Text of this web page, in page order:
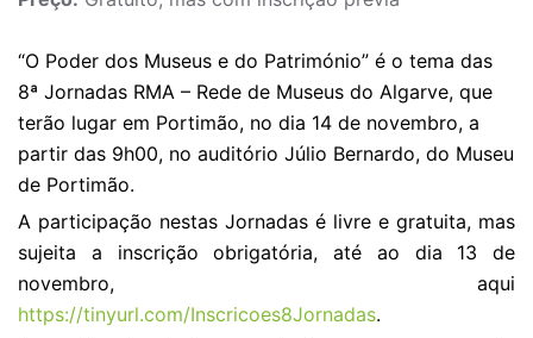
“O Poder dos Museus e do Património” é o tema das
8ª Jornadas RMA – Rede de Museus do Algarve, que
terão lugar em Portimão, no dia 14 de novembro, a
partir das 9h00, no auditório Júlio Bernardo, do Museu
de Portimão.
A participação nestas Jornadas é livre e gratuita, mas
sujeita a inscrição obrigatória, até ao dia 13 de
novembro, aqui
https://tinyurl.com/Inscricoes8Jornadas.